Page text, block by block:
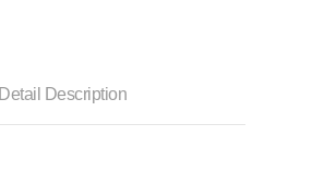
Detail Description